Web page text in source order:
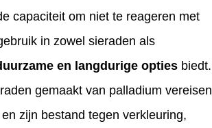
capaciteit om niet te reageren met
in zowel sieraden als
en langdurige opties biedt.
gemaakt van palladium vereisen
en zijn bestand tegen verkleuring,